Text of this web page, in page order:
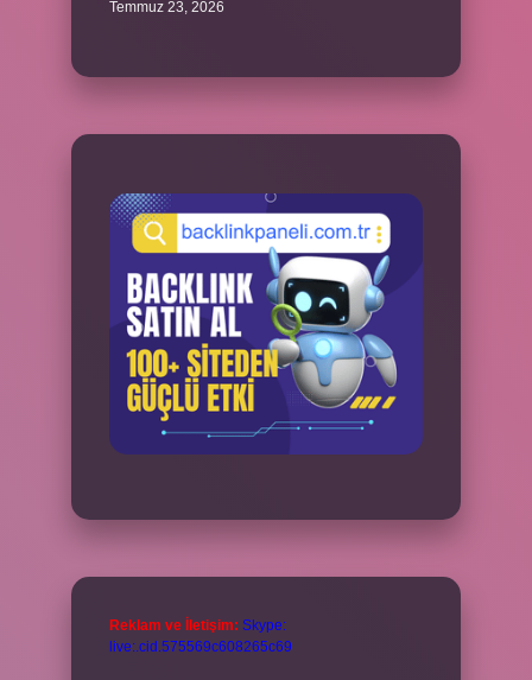
Temmuz 23, 2026
Reklam ve İletişim: Skype:
live:.cid.575569c608265c69